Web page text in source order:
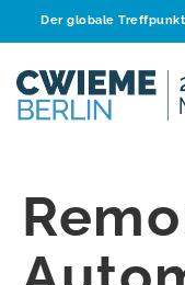
Der globale